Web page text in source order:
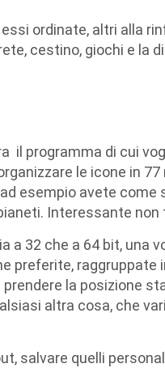
ordinate, altri alla
cestino, giochi e la
il programma di cui
le icone in 77
esempio avete come
Interessante non
a 32 che a 64 bit, una
preferite, raggruppate
la posizione
altra cosa, che
salvare quelli